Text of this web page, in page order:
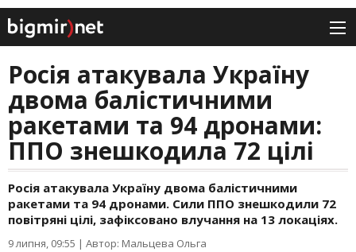
Росія атакувала Україну
двома балістичними
ракетами та 94 дронами:
ППО знешкодила 72 цілі
Росія атакувала Україну двома балістичними
ракетами та 94 дронами. Сили ППО знешкодили 72
повітряні цілі, зафіксовано влучання на 13 локаціях.
9 липня, 09:55 | Автор: Мальцева Ольга